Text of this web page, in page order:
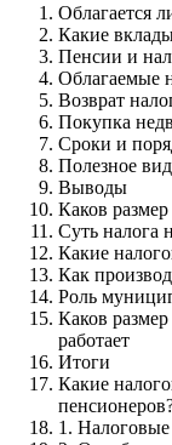
Облагается
Какие
Пенсии и
Облагаемые
Возврат
Покупка
Сроки и
Полезное
Выводы
Каков
Суть налога
Какие
Как
Роль
Каков
работает
Итоги
Какие
1.